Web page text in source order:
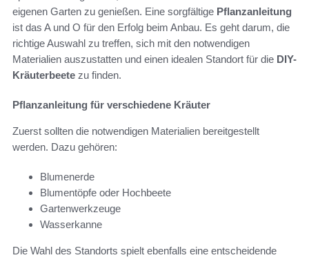
eigenen Garten zu genießen. Eine sorgfältige Pflanzanleitung
ist das A und O für den Erfolg beim Anbau. Es geht darum, die
richtige Auswahl zu treffen, sich mit den notwendigen
Materialien auszustatten und einen idealen Standort für die DIY-
Kräuterbeete zu finden.
Pflanzanleitung für verschiedene Kräuter
Zuerst sollten die notwendigen Materialien bereitgestellt
werden. Dazu gehören:
Blumenerde
Blumentöpfe oder Hochbeete
Gartenwerkzeuge
Wasserkanne
Die Wahl des Standorts spielt ebenfalls eine entscheidende